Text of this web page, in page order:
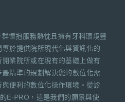
懷抱服務熱忱且擁有牙科環境豐
於提供院所現代化與資訊化的
業院所或在現有的基礎上做有
精準的規劃解決您的數位化需
便利的數位化操作環境。從診
E-PRO，這是我們的願景與使